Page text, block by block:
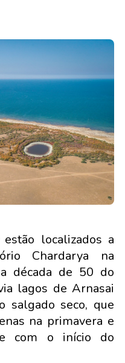
localizados a
Chardarya na
década de 50 do
lagos de Arnasai
salgado seco, que
na primavera e
com o início do